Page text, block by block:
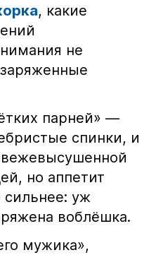
, какие
не
парней» —
спинки, и
но аппетит
сильнее: уж
воблёшка.
мужика»,